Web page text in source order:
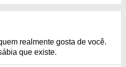
realmente gosta de você.
que existe.